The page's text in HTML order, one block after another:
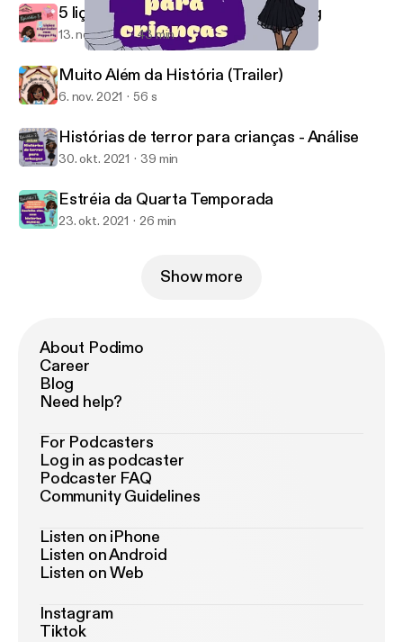
Muito Além da História
5 lições a aprender com a Peppa Pig
13. nov. 2021 43 min
Muito Além da História (Trailer)
6. nov. 2021 56 s
Histórias de terror para crianças - Análise
30. okt. 2021 39 min
Estréia da Quarta Temporada
23. okt. 2021 26 min
Show more
About Podimo
Career
Blog
Need help?
For Podcasters
Log in as podcaster
Podcaster FAQ
Community Guidelines
Listen on iPhone
Listen on Android
Listen on Web
Instagram
Tiktok